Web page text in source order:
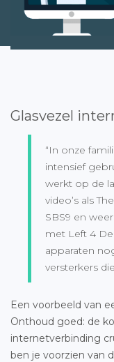
Glasvezel
“In onze
intensief
werkt op de
video’s als
SBS9 en
met Left 4
apparaten
versterkers
Een voorbeeld van
Onthoud goed: de
internetverbinding
ben je voorzien van